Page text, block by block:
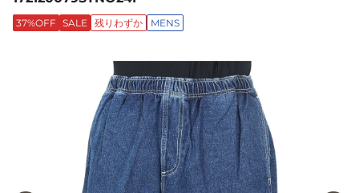
37%OFF SALE 残りわずか MENS